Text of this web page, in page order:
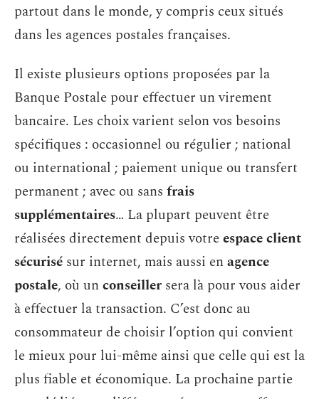
partout dans le monde, y compris ceux situés
dans les agences postales françaises.
Il existe plusieurs options proposées par la
Banque Postale pour effectuer un virement
bancaire. Les choix varient selon vos besoins
spécifiques : occasionnel ou régulier ; national
ou international ; paiement unique ou transfert
permanent ; avec ou sans frais
supplémentaires… La plupart peuvent être
réalisées directement depuis votreespace client
sécurisé sur internet, mais aussi enagence
postale, où unconseiller sera là pour vous aider
à effectuer la transaction. C’est donc au
consommateur de choisir l’option qui convient
le mieux pour lui-même ainsi que celle qui est la
plus fiable et économique. La prochaine partie